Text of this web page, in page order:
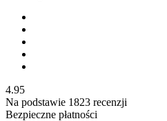
4.95
Na podstawie 1823 recenzji
Bezpieczne płatności